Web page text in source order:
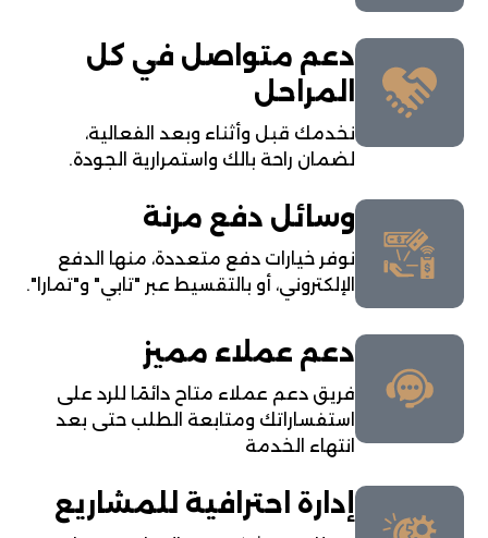
دعم متواصل في كل
المراحل
نخدمك قبل وأثناء وبعد الفعالية،
لضمان راحة بالك واستمرارية الجودة.
وسائل دفع مرنة
نوفر خيارات دفع متعددة، منها الدفع
الإلكتروني، أو بالتقسيط عبر "تابي" و"تمارا".
دعم عملاء مميز
فريق دعم عملاء متاح دائمًا للرد على
استفساراتك ومتابعة الطلب حتى بعد
انتهاء الخدمة
إدارة احترافية للمشاريع